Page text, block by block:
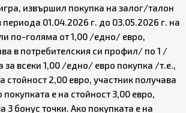
извършил покупка на залог/талон
периода 01.04.2026 г. до 03.05.2026 г. на
по-голяма от 1,00 /едно/ евро,
в потребителския си профил/ по 1 /
за всеки 1,00 /едно/ евро покупка /т.е.,
стойност 2,00 евро, участник получава
покупката е на стойност 3,00 евро,
3 бонус точки. Ако покупката е на